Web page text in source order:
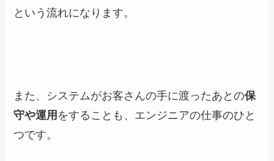
という流れになります。
また、システムがお客さんの手に渡ったあとの保
守や運用 をすることも、エンジニアの仕事のひと
つです。